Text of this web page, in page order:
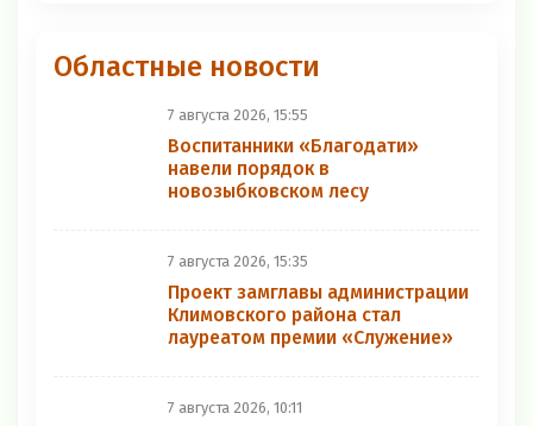
Областные новости
7 августа 2026, 15:55
Воспитанники «Благодати»
навели порядок в
новозыбковском лесу
7 августа 2026, 15:35
Проект замглавы администрации
Климовского района стал
лауреатом премии «Служение»
7 августа 2026, 10:11